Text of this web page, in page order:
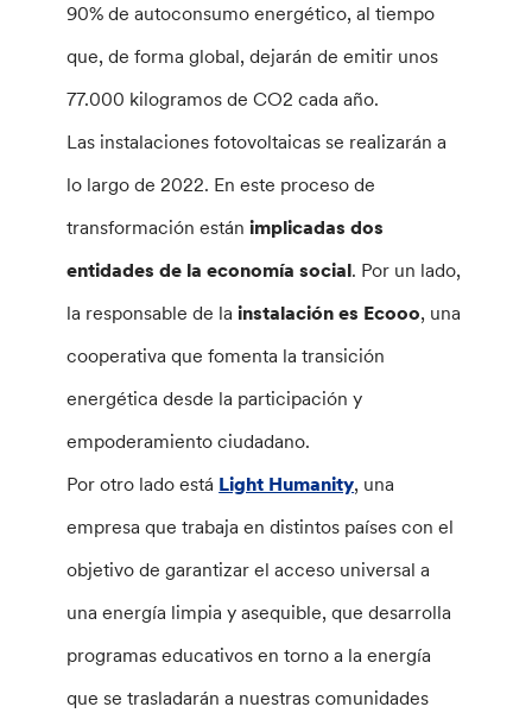
90% de autoconsumo energético, al tiempo
que, de forma global, dejarán de emitir unos
77.000 kilogramos de CO2 cada año.
Las instalaciones fotovoltaicas se realizarán a
lo largo de 2022. En este proceso de
transformación están implicadas dos
entidades de la economía social. Por un lado,
la responsable de lainstalación es Ecooo, una
cooperativa que fomenta la transición
energética desde la participación y
empoderamiento ciudadano.
Por otro lado está Light Humanity, una
empresa que trabaja en distintos países con el
objetivo de garantizar el acceso universal a
una energía limpia y asequible, que desarrolla
programas educativos en torno a la energía
que se trasladarán a nuestras comunidades